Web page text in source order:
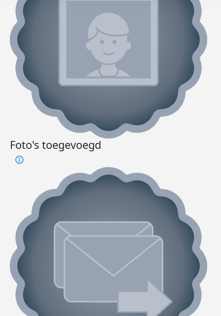
Foto's toegevoegd